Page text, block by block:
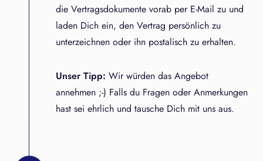
die Vertragsdokumente vorab per E-Mail zu und
laden Dich ein, den Vertrag persönlich zu
unterzeichnen oder ihn postalisch zu erhalten.
Unser Tipp: Wir würden das Angebot
annehmen ;-) Falls du Fragen oder Anmerkungen
hast sei ehrlich und tausche Dich mit uns aus.